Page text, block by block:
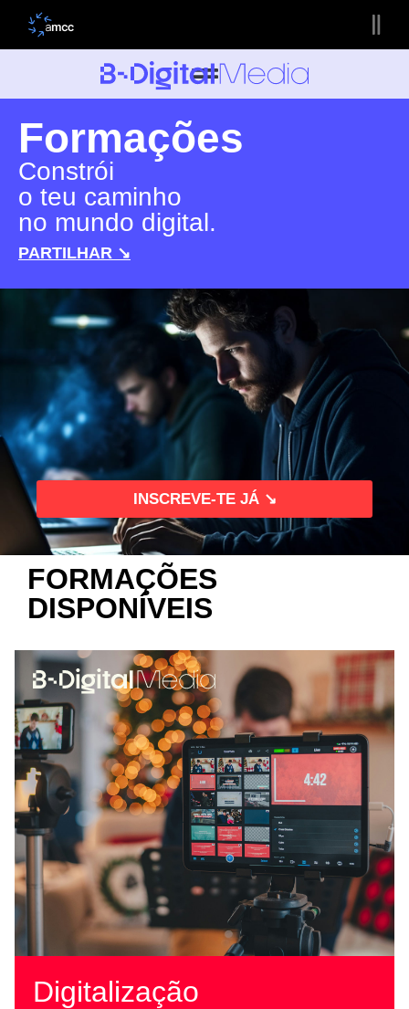
Formações
PARTILHAR ↘
Constrói
o teu caminho
no mundo digital.
INSCREVE-TE JÁ ↘
FORMAÇÕES
DISPONÍVEIS
Digitalização